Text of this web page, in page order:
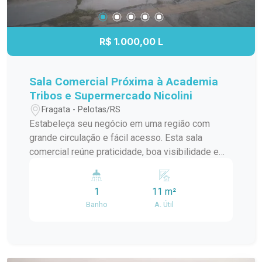
contato para mais informações e agende sua
visita!
R$ 1.000,00 L
Sala Comercial Próxima à Academia
Tribos e Supermercado Nicolini
Fragata - Pelotas/RS
Estabeleça seu negócio em uma região com
grande circulação e fácil acesso. Esta sala
comercial reúne praticidade, boa visibilidade e
ambiente ideal para empresas que desejam estar
próximas de seus clientes e fortalecer sua
presença comercial. Localização: Localizada na
1
Banho
11 m²
A. Útil